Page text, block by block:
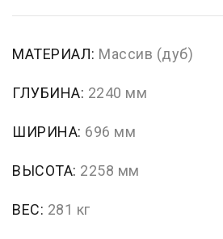
МАТЕРИАЛ: Массив (дуб)
ГЛУБИНА: 2240 мм
ШИРИНА: 696 мм
ВЫСОТА: 2258 мм
ВЕС: 281 кг